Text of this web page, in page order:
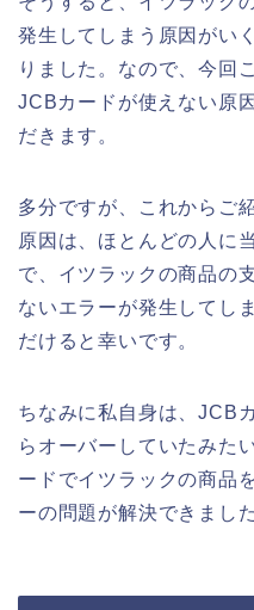
発生してしまう原因がい
りました。なので、今回
JCBカードが使えない原
だきます。
多分ですが、これからご
原因は、ほとんどの人に
で、イツラックの商品の
ないエラーが発生してし
だけると幸いです。
ちなみに私自身は、JCB
らオーバーしていたみた
ードでイツラックの商品
ーの問題が解決できまし